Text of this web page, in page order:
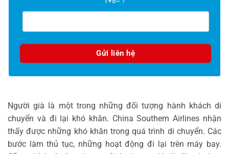
Người già là một trong những đối tượng hành khách di
chuyển và đi lại khó khăn. China Southern Airlines nhận
thấy được những khó khăn trong quá trình di chuyển. Các
bước làm thủ tục, những hoạt động đi lại trên máy bay.